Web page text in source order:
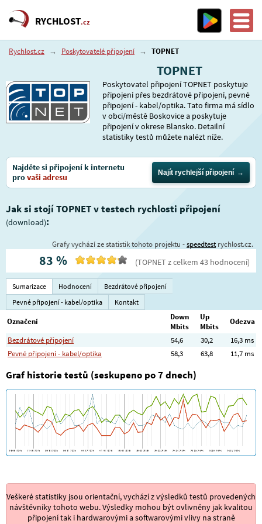
RYCHLOST.cz
Rychlost.cz → Poskytovatelé připojení → TOPNET
TOPNET
Poskytovatel připojení TOPNET poskytuje
připojení přes bezdrátové připojení, pevné
připojení - kabel/optika. Tato firma má sídlo
v obci/městě Boskovice a poskytuje
připojení v okrese Blansko. Detailní
statistiky testů můžete nalézt níže.
Najděte si připojení k internetu
provaši adresu Najít rychlejší připojení
Jak si stojí TOPNET v testech rychlosti připojení
(download):
Grafy vychází ze statistik tohoto projektu -speedtestrychlost.cz.
83 % (TOPNET z celkem 43hodnocení)
Sumarizace Hodnocení
Bezdrátové připojení
Pevné připojení - kabel/optika
Kontakt
Označení
Down
Mbits
Up
Mbits
Odezva
Bezdrátové připojení
54,6 30,2
16,3 ms
Pevné připojení - kabel/optika
58,3 63,8 11,7 ms
Graf historie testů (seskupeno po 7 dnech)
Veškeré statistiky jsou orientační, vychází z výsledků testů provedených
návštěvníky tohoto webu. Výsledky mohou být ovlivněny jak kvalitou
připojení tak i hardwarovými a softwarovými vlivy na straně